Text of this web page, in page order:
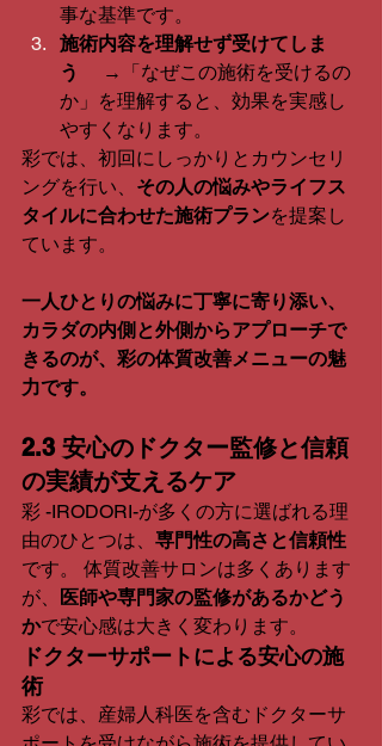
事な基準です。
施術内容を理解せず受けてしま
う
→「なぜこの施術を受けるの
か」を理解すると、効果を実感し
やすくなります。
彩では、初回にしっかりとカウンセリ
ングを行い、 その人の悩みやライフス
タイルに合わせた施術プランを提案し
ています。
一人ひとりの悩みに丁寧に寄り添い、
カラダの内側と外側からアプローチで
きるのが、彩の体質改善メニューの魅
力です。
2.3 安心のドクター監修と信頼
の実績が支えるケア
彩 -IRODORI-が多くの方に選ばれる理
由のひとつは、 専門性の高さと信頼性
です。 体質改善サロンは多くあります
が、
医師や専門家の監修があるかどう
かで安心感は大きく変わります。
ドクターサポートによる安心の施
術
彩では、産婦人科医を含むドクターサ